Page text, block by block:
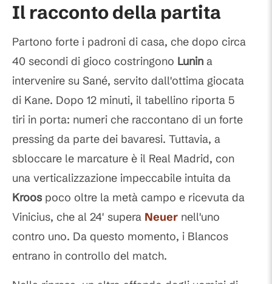
Il racconto della partita
Partono forte i padroni di casa, che dopo circa
40 secondi di gioco costringono Lunin a
intervenire su Sané, servito dall'ottima giocata
di Kane. Dopo 12 minuti, il tabellino riporta 5
tiri in porta: numeri che raccontano di un forte
pressing da parte dei bavaresi. Tuttavia, a
sbloccare le marcature è il Real Madrid, con
una verticalizzazione impeccabile intuita da
Kroos poco oltre la metà campo e ricevuta da
Vinicius, che al 24' supera Neuer nell'uno
contro uno. Da questo momento, i Blancos
entrano in controllo del match.